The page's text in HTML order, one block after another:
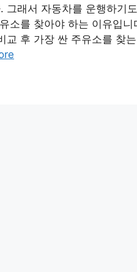
그래서 자동차를 운행하기
소를 찾아야 하는 이유입
교 후 가장 싼 주유소를 찾